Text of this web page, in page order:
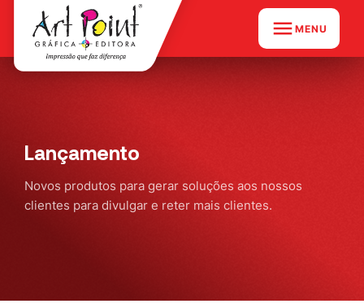
MENU
Lançamento
Novos produtos para gerar soluções aos nossos
clientes para divulgar e reter mais clientes.